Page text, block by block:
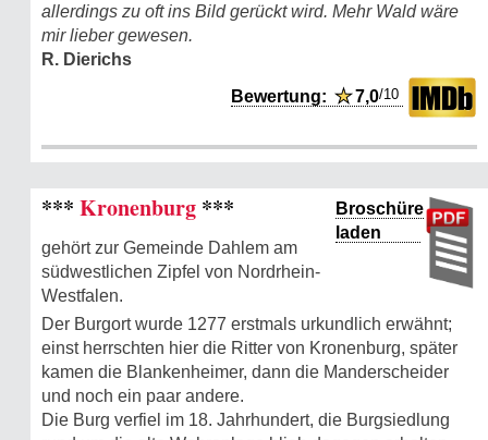
allerdings zu oft ins Bild gerückt wird. Mehr Wald wäre
mir lieber gewesen.
R. Dierichs
Bewertung:★7,0/10
Broschüre
laden
*** Kronenburg ***
gehört zur Gemeinde Dahlem am
südwestlichen Zipfel von Nordrhein-
Westfalen.
Der Burgort wurde 1277 erstmals urkundlich erwähnt;
einst herrschten hier die Ritter von Kronenburg, später
kamen die Blankenheimer, dann die Manderscheider
und noch ein paar andere.
Die Burg verfiel im 18. Jahrhundert, die Burgsiedlung